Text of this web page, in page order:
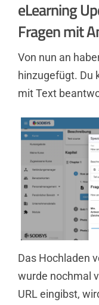
eLearning
Fragen mit
Von nun an
hinzugefügt. Du
mit Text
Das Hochladen
wurde nochmal
URL eingibst,